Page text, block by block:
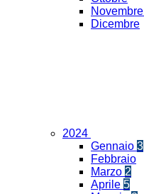
Novembre
Dicembre
2024
Gennaio 3
Febbraio
Marzo 2
Aprile 5